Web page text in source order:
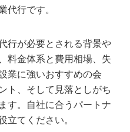
代行です。
行が必要とされる背景や
料金体系と費用相場、失
業に強いおすすめの会
ト、そして見落としがち
す。自社に合うパートナ
立てください。